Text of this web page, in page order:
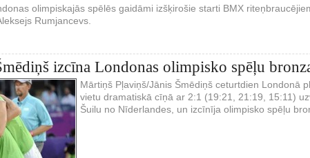
olimpiskajās spēlēs gaidāmi izšķirošie starti BMX
Rumjancevs.
izcīna Londonas olimpisko spēļu
Mārtiņš Pļaviņš/Jānis Šmēdiņš ceturtdien Londonā
vietu dramatiskā cīņā ar 2:1 (19:21, 21:19, 15:11)
Šuilu no Nīderlandes, un izcīnīja olimpisko spēļu